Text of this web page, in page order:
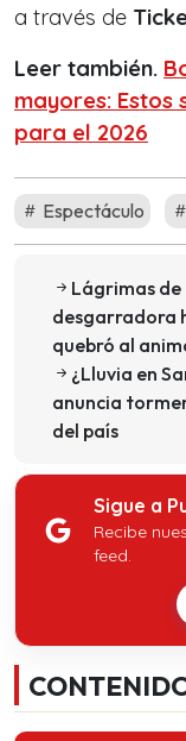
a través de
Leer también.
mayores: Estos
para el 2026
Espectáculo
Lágrimas de
desgarradora
quebró al
¿Lluvia en
anuncia
del país
Sigue a
Recibe
feed.